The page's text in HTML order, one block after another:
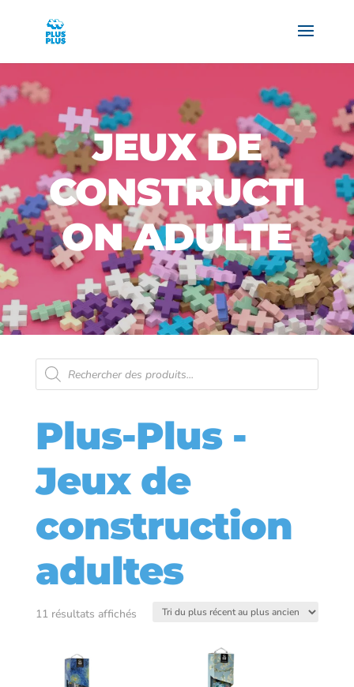
JEUX DE
CONSTRUCTI
ON ADULTE
Recherche
de
produits
Plus-Plus -
Jeux de
construction
adultes
11 résultats affichésTrié